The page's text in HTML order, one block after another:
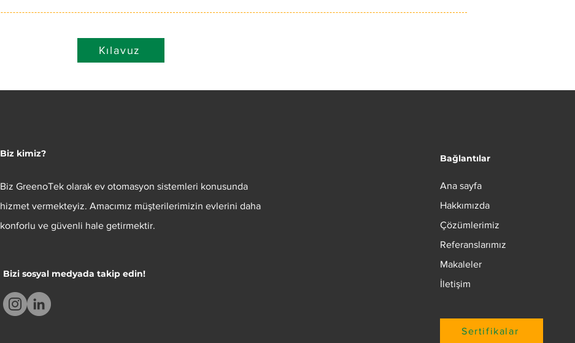
Kılavuz
Biz kimiz?
Biz GreenoTek olarak ev otomasyon sistemleri konusunda
hizmet vermekteyiz. Amacımız müşterilerimizin evlerini daha
konforlu ve güvenli hale getirmektir.
Bizi sosyal medyada takip edin!
Bağlantılar
Ana sayfa
Hakkımızda
Çözümlerimiz
Referanslarımız
Makaleler
İletişim
Sertifikalar